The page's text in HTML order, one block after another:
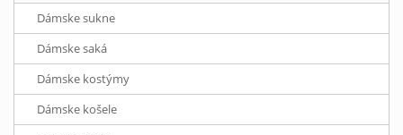
Dámske sukne
Dámske saká
Dámske kostýmy
Dámske košele